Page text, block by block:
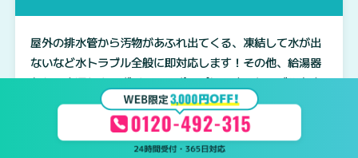
屋外の排水管から汚物があふれ出てくる、凍結して水が出
ないなど水トラブル全般に即対応します！その他、給湯器
からの水漏れや、ボイラー・ポンプに関するトラブルも水
まわりのプロがすぐに駆け付けご対応いたします。